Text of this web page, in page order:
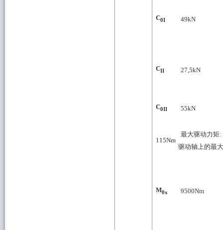
C0I 49kN
CII 27,5kN
C0II 55kN
115Nm
最大驱动力矩:
驱动轴上的最
M0x 9500Nm